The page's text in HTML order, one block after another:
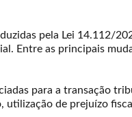
pela Lei 14.112/
Entre as principais
para a transação
de prejuízo